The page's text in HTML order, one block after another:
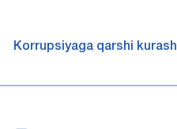
Korrupsiyaga qarshi kurash